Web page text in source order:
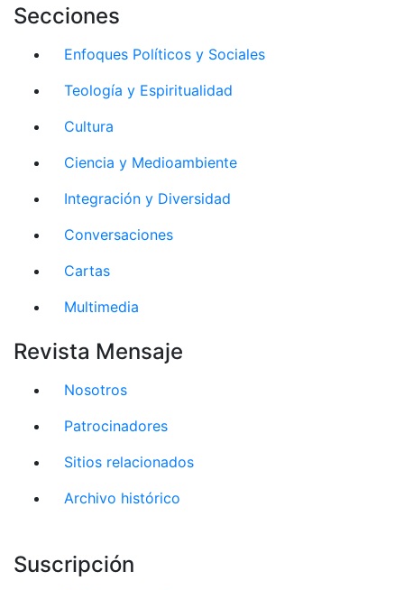
Secciones
Enfoques Políticos y Sociales
Teología y Espiritualidad
Cultura
Ciencia y Medioambiente
Integración y Diversidad
Conversaciones
Cartas
Multimedia
Revista Mensaje
Nosotros
Patrocinadores
Sitios relacionados
Archivo histórico
Suscripción